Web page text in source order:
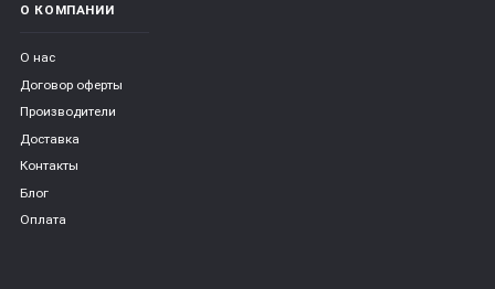
О КОМПАНИИ
О нас
Договор оферты
Производители
Доставка
Контакты
Блог
Оплата